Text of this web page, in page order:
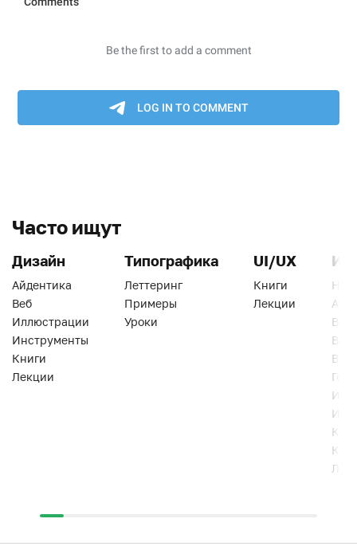
Часто ищут
Дизайн
Айдентика
Веб
Иллюстрации
Инструменты
Книги
Лекции
Типографика
Леттеринг
Примеры
Уроки
UI/UX
Книги
Лекции
Веб